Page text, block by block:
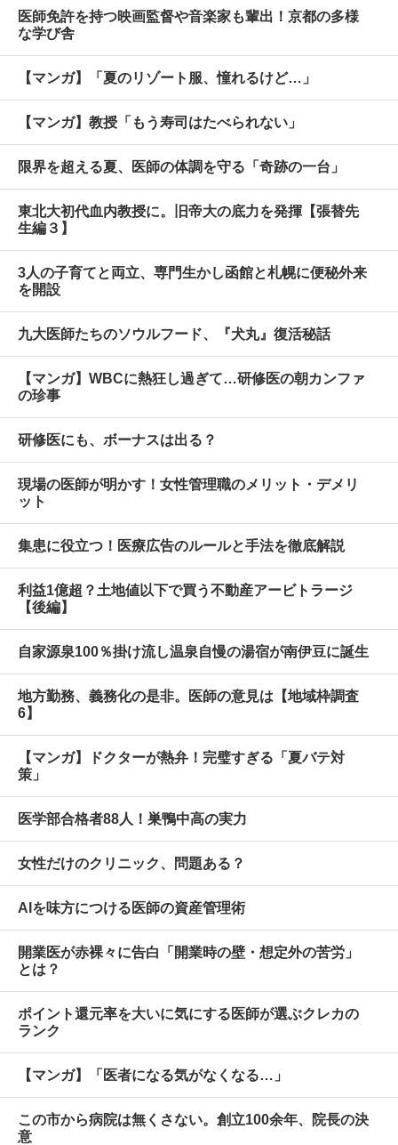
医師免許を持つ映画監督や音楽家も輩出！京都の多様
な学び舎
【マンガ】「夏のリゾート服、憧れるけど…」
【マンガ】教授「もう寿司はたべられない」
限界を超える夏、医師の体調を守る「奇跡の一台」
東北大初代血内教授に。旧帝大の底力を発揮【張替先
生編３】
3人の子育てと両立、専門生かし函館と札幌に便秘外来
を開設
九大医師たちのソウルフード、『犬丸』復活秘話
【マンガ】WBCに熱狂し過ぎて…研修医の朝カンファ
の珍事
研修医にも、ボーナスは出る？
現場の医師が明かす！女性管理職のメリット・デメリ
ット
集患に役立つ！医療広告のルールと手法を徹底解説
利益1億超？土地値以下で買う不動産アービトラージ
【後編】
自家源泉100％掛け流し温泉自慢の湯宿が南伊豆に誕生
地方勤務、義務化の是非。医師の意見は【地域枠調査
6】
【マンガ】ドクターが熱弁！完璧すぎる「夏バテ対
策」
医学部合格者88人！巣鴨中高の実力
女性だけのクリニック、問題ある？
AIを味方につける医師の資産管理術
開業医が赤裸々に告白「開業時の壁・想定外の苦労」
とは？
ポイント還元率を大いに気にする医師が選ぶクレカの
ランク
【マンガ】「医者になる気がなくなる…」
この市から病院は無くさない。創立100余年、院長の決
意